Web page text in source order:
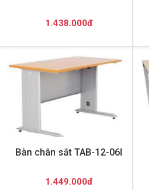
1.438.000đ
Bàn chân sắt TAB-12-06I
1.449.000đ